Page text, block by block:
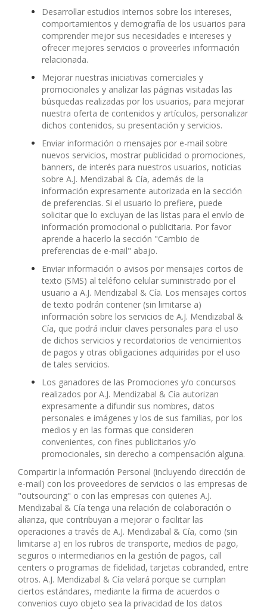
Desarrollar estudios internos sobre los intereses,
comportamientos y demografía de los usuarios para
comprender mejor sus necesidades e intereses y
ofrecer mejores servicios o proveerles información
relacionada.
Mejorar nuestras iniciativas comerciales y
promocionales y analizar las páginas visitadas las
búsquedas realizadas por los usuarios, para mejorar
nuestra oferta de contenidos y artículos, personalizar
dichos contenidos, su presentación y servicios.
Enviar información o mensajes por e-mail sobre
nuevos servicios, mostrar publicidad o promociones,
banners, de interés para nuestros usuarios, noticias
sobre A.J. Mendizabal & Cía, además de la
información expresamente autorizada en la sección
de preferencias. Si el usuario lo prefiere, puede
solicitar que lo excluyan de las listas para el envío de
información promocional o publicitaria. Por favor
aprende a hacerlo la sección "Cambio de
preferencias de e-mail" abajo.
Enviar información o avisos por mensajes cortos de
texto (SMS) al teléfono celular suministrado por el
usuario a A.J. Mendizabal & Cía. Los mensajes cortos
de texto podrán contener (sin limitarse a)
información sobre los servicios de A.J. Mendizabal &
Cía, que podrá incluir claves personales para el uso
de dichos servicios y recordatorios de vencimientos
de pagos y otras obligaciones adquiridas por el uso
de tales servicios.
Los ganadores de las Promociones y/o concursos
realizados por A.J. Mendizabal & Cía autorizan
expresamente a difundir sus nombres, datos
personales e imágenes y los de sus familias, por los
medios y en las formas que consideren
convenientes, con fines publicitarios y/o
promocionales, sin derecho a compensación alguna.
Compartir la información Personal (incluyendo dirección de
e-mail) con los proveedores de servicios o las empresas de
"outsourcing" o con las empresas con quienes A.J.
Mendizabal & Cía tenga una relación de colaboración o
alianza, que contribuyan a mejorar o facilitar las
operaciones a través de A.J. Mendizabal & Cía, como (sin
limitarse a) en los rubros de transporte, medios de pago,
seguros o intermediarios en la gestión de pagos, call
centers o programas de fidelidad, tarjetas cobranded, entre
otros. A.J. Mendizabal & Cía velará porque se cumplan
ciertos estándares, mediante la firma de acuerdos o
convenios cuyo objeto sea la privacidad de los datos